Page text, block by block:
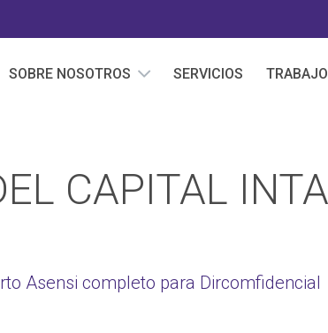
SOBRE NOSOTROS SERVICIOS
CAPITAL
Asensi completo para Dircomfidencial